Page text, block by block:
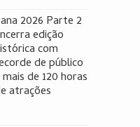
2026 Parte 2
edição
com
de público
de 120 horas
atrações